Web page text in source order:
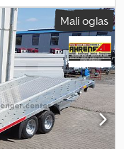
TEMARED, model
automobila pogodna za
mogu lako utovariti.
za transporter
uređajem za
profil, vezne
za utovar koje se
i V-zatku. Ovu
i sa zatvorenim
kao što su
Mali oglas